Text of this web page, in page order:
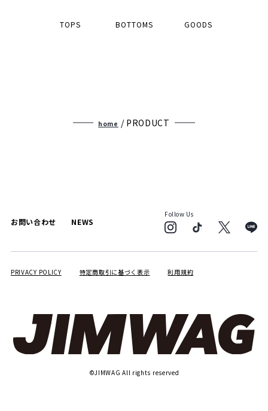
TOPS BOTTOMS GOODS
home / PRODUCT
お問い合わせ NEWS
Follow Us
PRIVACY POLICY 特定商取引に基づく表示 利用規約
©JIMWAG All rights reserved